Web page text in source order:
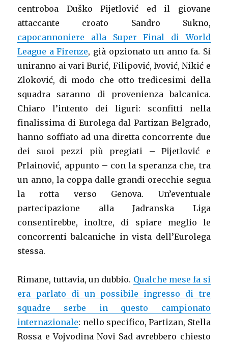
centroboa Duško Pijetlović ed il giovane
attaccante croato Sandro Sukno,
capocannoniere alla Super Final di World
League a Firenze, già opzionato un anno fa. Si
uniranno ai vari Burić, Filipović, Ivović, Nikić e
Zloković, di modo che otto tredicesimi della
squadra saranno di provenienza balcanica.
Chiaro l’intento dei liguri: sconfitti nella
finalissima di Eurolega dal Partizan Belgrado,
hanno soffiato ad una diretta concorrente due
dei suoi pezzi più pregiati – Pijetlović e
Prlainović, appunto – con la speranza che, tra
un anno, la coppa dalle grandi orecchie segua
la rotta verso Genova. Un’eventuale
partecipazione alla Jadranska Liga
consentirebbe, inoltre, di spiare meglio le
concorrenti balcaniche in vista dell’Eurolega
stessa.
Rimane, tuttavia, un dubbio. Qualche mese fa si
era parlato di un possibile ingresso di tre
squadre serbe in questo campionato
internazionale: nello specifico, Partizan, Stella
Rossa e Vojvodina Novi Sad avrebbero chiesto